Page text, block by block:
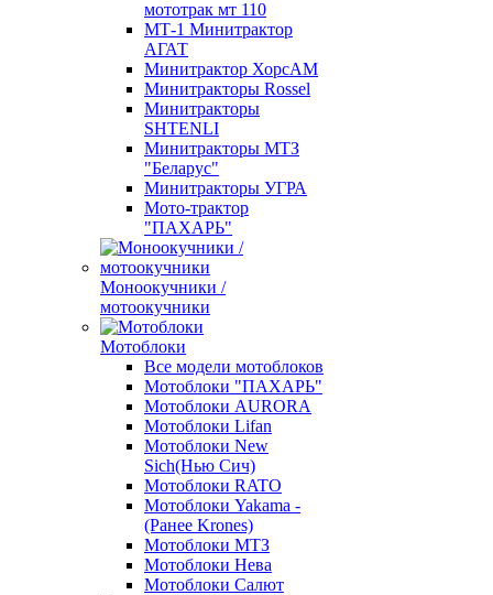
мототрак мт 110
МТ-1 Минитрактор
АГАТ
Минитрактор ХорсАМ
Минитракторы Rossel
Минитракторы
SHTENLI
Минитракторы МТЗ
"Беларус"
Минитракторы УГРА
Мото-трактор
"ПАХАРЬ"
Моноокучники /
мотоокучники
Мотоблоки
Все модели мотоблоков
Мотоблоки "ПАХАРЬ"
Мотоблоки AURORA
Мотоблоки Lifan
Мотоблоки New
Sich(Нью Сич)
Мотоблоки RATO
Мотоблоки Yakama -
(Ранее Krones)
Мотоблоки МТЗ
Мотоблоки Нева
Мотоблоки Салют